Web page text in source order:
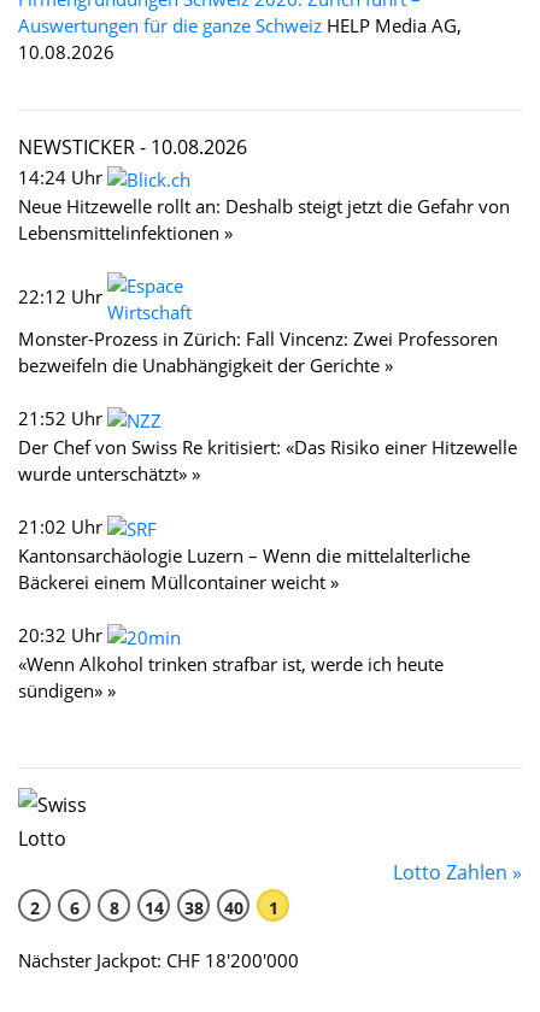
Auswertungen für die ganze Schweiz HELP Media AG,
10.08.2026
NEWSTICKER - 10.08.2026
14:24 Uhr
Neue Hitzewelle rollt an: Deshalb steigt jetzt die Gefahr von
Lebensmittelinfektionen »
22:12 Uhr
Monster-Prozess in Zürich: Fall Vincenz: Zwei Professoren
bezweifeln die Unabhängigkeit der Gerichte »
21:52 Uhr
Der Chef von Swiss Re kritisiert: «Das Risiko einer Hitzewelle
wurde unterschätzt» »
21:02 Uhr
Kantonsarchäologie Luzern – Wenn die mittelalterliche
Bäckerei einem Müllcontainer weicht »
20:32 Uhr
«Wenn Alkohol trinken strafbar ist, werde ich heute
sündigen» »
Lotto Zahlen »
2 6 8 14 38 40 1
Nächster Jackpot: CHF 18'200'000